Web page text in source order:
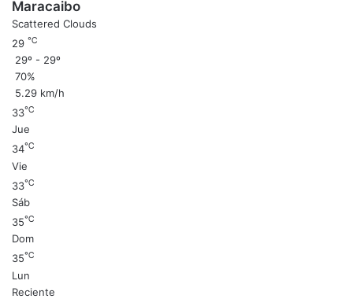
Maracaibo
Scattered Clouds
29 ℃
29º - 29º
70%
5.29 km/h
33℃
Jue
34℃
Vie
33℃
Sáb
35℃
Dom
35℃
Lun
Reciente